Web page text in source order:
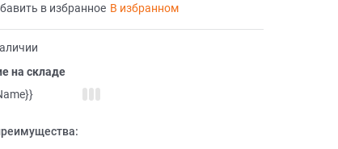
в избранное В избранном
на складе